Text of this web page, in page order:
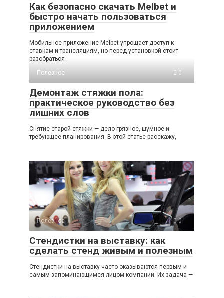
Как безопасно скачать Melbet и
быстро начать пользоваться
приложением
Мобильное приложение Melbet упрощает доступ к
ставкам и трансляциям, но перед установкой стоит
разобраться
Полезное
0
Демонтаж стяжки пола:
практическое руководство без
лишних слов
Снятие старой стяжки — дело грязное, шумное и
требующее планирования. В этой статье расскажу,
Полезное 0
Стендистки на выставку: как
сделать стенд живым и полезным
Стендистки на выставку часто оказываются первым и
самым запоминающимся лицом компании. Их задача —